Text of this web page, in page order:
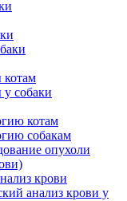
котам
у собаки
котам
собакам
опухоли
крови
анализ крови у